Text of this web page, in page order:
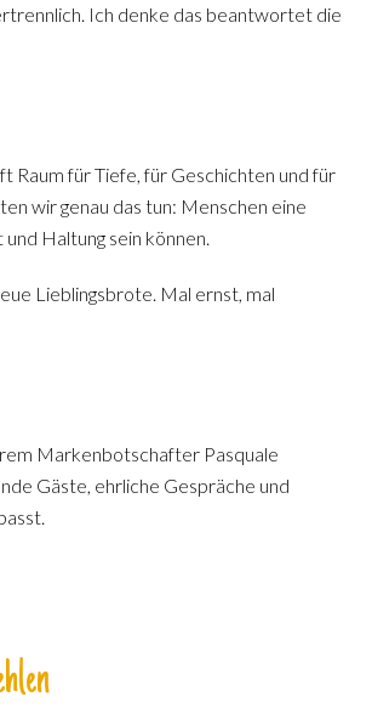
Ich denke das beantwortet die
Raum für Tiefe, für Geschichten und für
wir genau das tun: Menschen eine
Haltung sein können.
Lieblingsbrote. Mal ernst, mal
Markenbotschafter Pasquale
Gäste, ehrliche Gespräche und